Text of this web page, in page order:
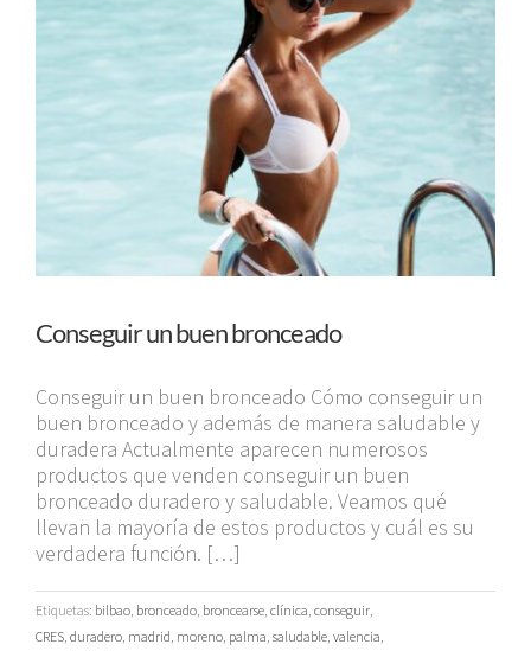
Conseguir un buen bronceado
Conseguir un buen bronceado Cómo conseguir un
buen bronceado y además de manera saludable y
duradera Actualmente aparecen numerosos
productos que venden conseguir un buen
bronceado duradero y saludable. Veamos qué
llevan la mayoría de estos productos y cuál es su
verdadera función. […]
Etiquetas: bilbao bronceado broncearse clínica conseguir
CRES duradero madrid moreno palma saludable valencia